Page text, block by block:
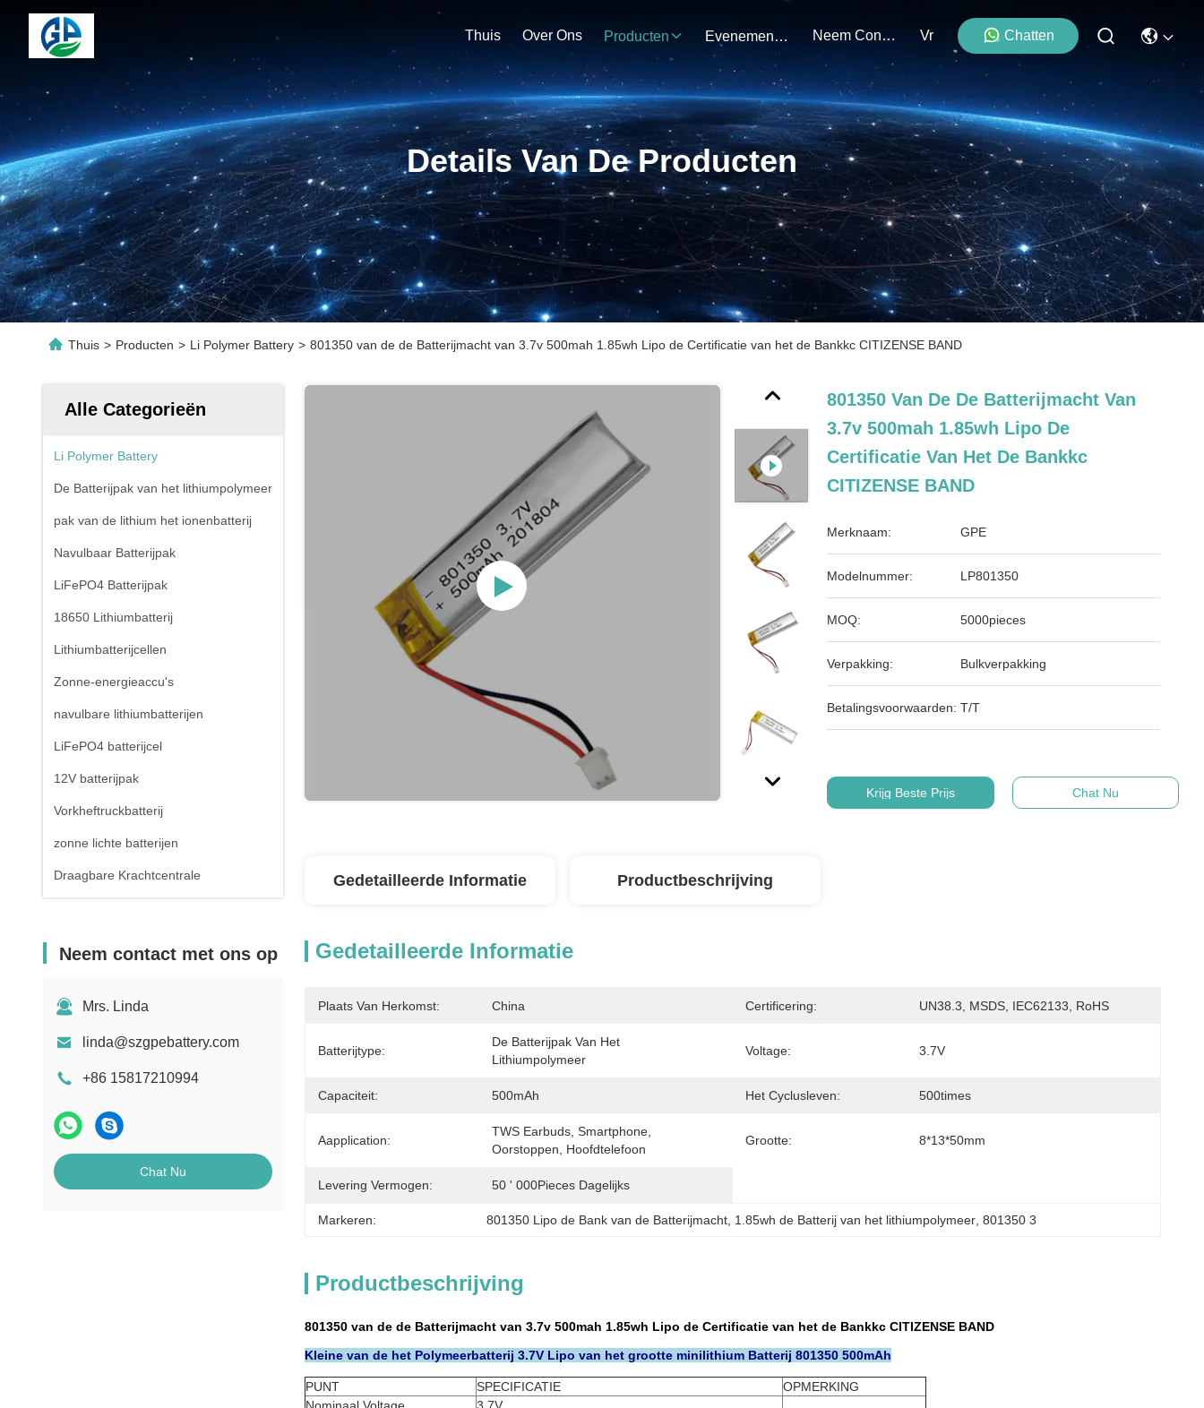
Thuis Over Ons Producten Evenementen Neem Contact Met Ons Op Vr Chatten
Details Van De Producten
Thuis > Producten > Li Polymer Battery > 801350 van de de Batterijmacht van 3.7v 500mah 1.85wh Lipo de Certificatie van het de Bankkc CITIZENSE BAND
Alle Categorieën
Li Polymer Battery
De Batterijpak van het lithiumpolymeer
pak van de lithium het ionenbatterij
Navulbaar Batterijpak
LiFePO4 Batterijpak
18650 Lithiumbatterij
Lithiumbatterijcellen
Zonne-energieaccu's
navulbare lithiumbatterijen
LiFePO4 batterijcel
12V batterijpak
Vorkheftruckbatterij
zonne lichte batterijen
Draagbare Krachtcentrale
Neem contact met ons op
Mrs. Linda
linda@szgpebattery.com
+86 15817210994
Chat Nu
801350 Van De De Batterijmacht Van
3.7v 500mah 1.85wh Lipo De
Certificatie Van Het De Bankkc
CITIZENSE BAND
Merknaam: GPE
Modelnummer: LP801350
MOQ: 5000pieces
Verpakking: Bulkverpakking
Betalingsvoorwaarden: T/T
Krijg Beste Prijs Chat Nu
Gedetailleerde Informatie Productbeschrijving
Gedetailleerde Informatie
Plaats Van Herkomst: China Certificering: UN38.3, MSDS, IEC62133, RoHS
Batterijtype:
De Batterijpak Van Het
Lithiumpolymeer
Voltage: 3.7V
Capaciteit: 500mAh Het Cyclusleven: 500times
Aapplication:
TWS Earbuds, Smartphone,
Oorstoppen, Hoofdtelefoon
Grootte: 8*13*50mm
Levering Vermogen: 50 ' 000Pieces Dagelijks
Markeren: 801350 Lipo de Bank van de Batterijmacht 1.85wh de Batterij van het lithiumpolymeer , 801350 3
Productbeschrijving
801350 van de de Batterijmacht van 3.7v 500mah 1.85wh Lipo de Certificatie van het de Bankkc CITIZENSE BAND
Kleine van de het Polymeerbatterij 3.7V Lipo van het grootte minilithium Batterij 801350 500mAh
PUNT SPECIFICATIE
OPMERKING